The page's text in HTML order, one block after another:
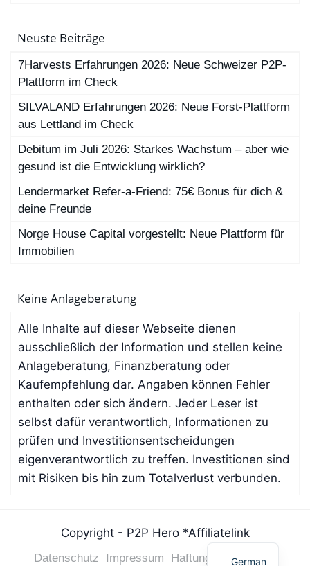
Neuste Beiträge
7Harvests Erfahrungen 2026: Neue Schweizer P2P-
Plattform im Check
SILVALAND Erfahrungen 2026: Neue Forst-Plattform
aus Lettland im Check
Debitum im Juli 2026: Starkes Wachstum – aber wie
gesund ist die Entwicklung wirklich?
Lendermarket Refer-a-Friend: 75€ Bonus für dich &
deine Freunde
Norge House Capital vorgestellt: Neue Plattform für
Immobilien
Keine Anlageberatung
Alle Inhalte auf dieser Webseite dienen
ausschließlich der Information und stellen keine
Anlageberatung, Finanzberatung oder
Kaufempfehlung dar. Angaben können Fehler
enthalten oder sich ändern. Jeder Leser ist
selbst dafür verantwortlich, Informationen zu
prüfen und Investitionsentscheidungen
eigenverantwortlich zu treffen. Investitionen sind
mit Risiken bis hin zum Totalverlust verbunden.
Copyright - P2P Hero *Affiliatelink
Datenschutz Impressum Haftungsausschluss
German
Spanish